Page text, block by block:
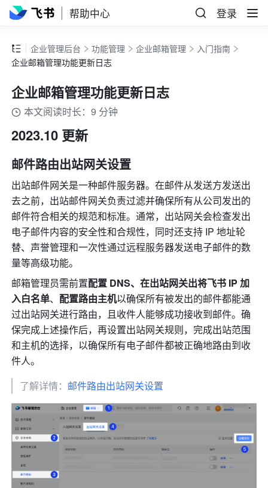
帮助中心 登录
企业管理后台 功能管理 企业邮箱管理
入门指南
企业邮箱管理功能更新日志
企业邮箱管理功能更新日志
本文阅读时长：9 分钟
2023.10 更新
邮件路由出站网关设置
出站邮件网关是一种邮件服务器。在邮件从发送方发送出
去之前，出站邮件网关负责过滤并确保所有从公司发出的
邮件符合相关的规范和标准。通常，出站网关会检查发出
电子邮件内容的安全性和合规性，同时还支持 IP 地址轮
替、声誉管理和一次性通过远程服务器发送电子邮件的数
量等高级功能。
邮箱管理员需前置配置 DNS、在出站网关出将飞书 IP 加
入白名单、 配置路由主机以确保所有被发出的邮件都能通
过出站网关进行路由，且收件人能够成功接收到邮件。确
保完成上述操作后，再设置出站网关规则，完成出站范围
和主机的选择，以确保所有电子邮件都被正确地路由到收
件人。
了解详情： 邮件路由出站网关设置